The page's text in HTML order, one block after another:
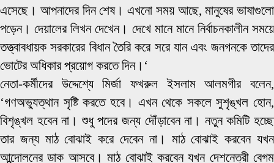
এসেছে। আপনাদের দিন শেষ। এখনো সময় আছে, মানুষের ভাষাগুলো
পড়েন। দেয়ালের লিখন দেখেন। দেখে মানে মানে নির্বাচনকালীন সময়ে
তত্ত্বাবধায়ক সরকারের বিধান তৈরি করে সরে যান এবং জনগনকে তাদের
ভোটের অধিকার প্রয়োগ করতে দিন।‘
নেতা-কর্মীদের উদ্দেশ্যে মির্জা ফখরুল ইসলাম আলমগীর বলেন,
‘গণঅভ্যুত্থান সৃষ্টি করতে হবে। এখন থেকে সকলে সুশৃঙ্খল হোন,
বিশৃঙ্খল হবেন না। শুধু পদের জন্য দৌঁড়াবেন না। নতুন কমিটি হচ্ছে
তার জন্য মাঠ বোঝাই করে দেবেন না। মাঠ বোঝাই করবেন যখন
আন্দোলনের ডাক আসবে। মাঠ বোঝাই করবেন যখন দেশনেত্রী বেগম